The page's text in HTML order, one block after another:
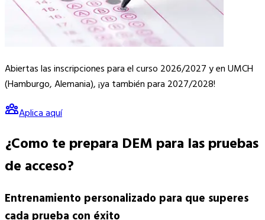
Abiertaslas inscripciones para el curso 2026/2027y en UMCH
(Hamburgo, Alemania), ¡ya también para 2027/2028!
Aplica aquí
¿Como te prepara DEM para laspruebas
de acceso?
Entrenamiento personalizado para que superes